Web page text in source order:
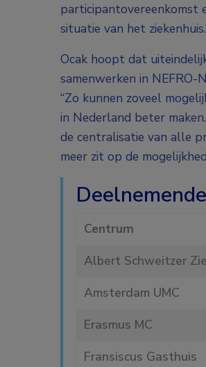
participantovereenkomst
situatie van het
Ocak hoopt dat
samenwerken in NEFRO-
“Zo kunnen zoveel
in Nederland beter
de centralisatie van alle
meer zit op de
Centrum
Albert Schweitzer
Amsterdam UMC
Erasmus MC
Fransiscus Gasthuis